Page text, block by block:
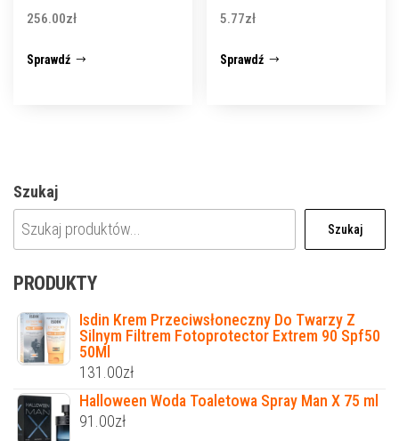
256.00zł
Sprawdź
5.77zł
Sprawdź
Szukaj
Szukaj
PRODUKTY
Isdin Krem Przeciwsłoneczny Do Twarzy Z
Silnym Filtrem Fotoprotector Extrem 90 Spf50
50Ml
131.00zł
Halloween Woda Toaletowa Spray Man X 75 ml
91.00zł